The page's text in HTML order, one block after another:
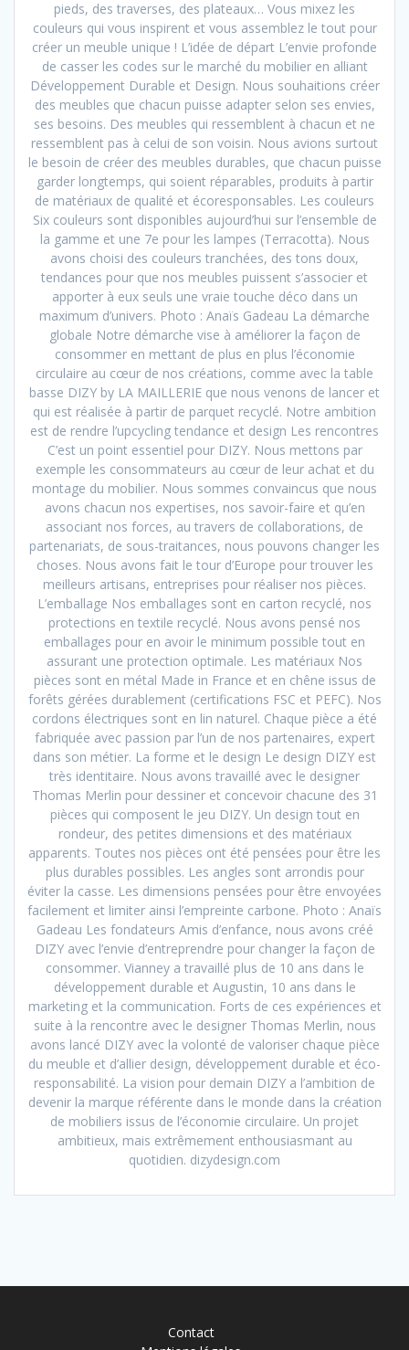
pieds, des traverses, des plateaux… Vous mixez les
couleurs qui vous inspirent et vous assemblez le tout pour
créer un meuble unique ! L’idée de départ L’envie profonde
de casser les codes sur le marché du mobilier en alliant
Développement Durable et Design. Nous souhaitions créer
des meubles que chacun puisse adapter selon ses envies,
ses besoins. Des meubles qui ressemblent à chacun et ne
ressemblent pas à celui de son voisin. Nous avions surtout
le besoin de créer des meubles durables, que chacun puisse
garder longtemps, qui soient réparables, produits à partir
de matériaux de qualité et écoresponsables. Les couleurs
Six couleurs sont disponibles aujourd’hui sur l’ensemble de
la gamme et une 7e pour les lampes (Terracotta). Nous
avons choisi des couleurs tranchées, des tons doux,
tendances pour que nos meubles puissent s’associer et
apporter à eux seuls une vraie touche déco dans un
maximum d’univers. Photo : Anaïs Gadeau La démarche
globale Notre démarche vise à améliorer la façon de
consommer en mettant de plus en plus l’économie
circulaire au cœur de nos créations, comme avec la table
basse DIZY by LA MAILLERIE que nous venons de lancer et
qui est réalisée à partir de parquet recyclé. Notre ambition
est de rendre l’upcycling tendance et design Les rencontres
C’est un point essentiel pour DIZY. Nous mettons par
exemple les consommateurs au cœur de leur achat et du
montage du mobilier. Nous sommes convaincus que nous
avons chacun nos expertises, nos savoir-faire et qu’en
associant nos forces, au travers de collaborations, de
partenariats, de sous-traitances, nous pouvons changer les
choses. Nous avons fait le tour d’Europe pour trouver les
meilleurs artisans, entreprises pour réaliser nos pièces.
L’emballage Nos emballages sont en carton recyclé, nos
protections en textile recyclé. Nous avons pensé nos
emballages pour en avoir le minimum possible tout en
assurant une protection optimale. Les matériaux Nos
pièces sont en métal Made in France et en chêne issus de
forêts gérées durablement (certifications FSC et PEFC). Nos
cordons électriques sont en lin naturel. Chaque pièce a été
fabriquée avec passion par l’un de nos partenaires, expert
dans son métier. La forme et le design Le design DIZY est
très identitaire. Nous avons travaillé avec le designer
Thomas Merlin pour dessiner et concevoir chacune des 31
pièces qui composent le jeu DIZY. Un design tout en
rondeur, des petites dimensions et des matériaux
apparents. Toutes nos pièces ont été pensées pour être les
plus durables possibles. Les angles sont arrondis pour
éviter la casse. Les dimensions pensées pour être envoyées
facilement et limiter ainsi l’empreinte carbone. Photo : Anaïs
Gadeau Les fondateurs Amis d’enfance, nous avons créé
DIZY avec l’envie d’entreprendre pour changer la façon de
consommer. Vianney a travaillé plus de 10 ans dans le
développement durable et Augustin, 10 ans dans le
marketing et la communication. Forts de ces expériences et
suite à la rencontre avec le designer Thomas Merlin, nous
avons lancé DIZY avec la volonté de valoriser chaque pièce
du meuble et d’allier design, développement durable et éco-
responsabilité. La vision pour demain DIZY a l’ambition de
devenir la marque référente dans le monde dans la création
de mobiliers issus de l’économie circulaire. Un projet
ambitieux, mais extrêmement enthousiasmant au
quotidien. dizydesign.com
Contact